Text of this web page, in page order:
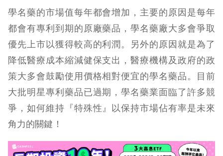
學名藥的市場值每年都會增加，主要的原因是每年
都會有專利到期的原廠藥品，學名藥廠大多會爭取
優先上市以獲得較高的利潤。另外的原因就是為了
降低醫療成本縮減健保支出，醫療機構及政府的政
策大多會鼓勵使用價格相對便宜的學名藥品。目前
大批明星專利藥品已過期，學名藥業面臨了許多競
爭，如何維持『特殊性』以保持市場佔有率是未來
角力的關鍵！